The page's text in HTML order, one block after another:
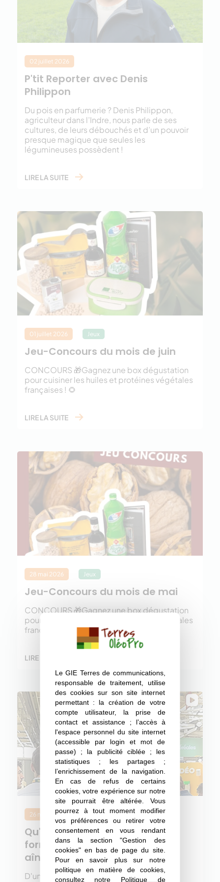
Le GIE Terres de communications,
responsable de traitement, utilise
des cookies sur son site internet
permettant : la création de votre
compte utilisateur, la prise de
contact et assistance ; l’accès à
l'espace personnel du site internet
(accessible par login et mot de
passe) ; la publicité ciblée ; les
statistiques ; les partages ;
l’enrichissement de la navigation.
En cas de refus de certains
cookies, votre expérience sur notre
site pourrait être altérée. Vous
pourrez à tout moment modifier
vos préférences ou retirer votre
consentement en vous rendant
dans la section "Gestion des
cookies" en bas de page du site.
Pour en savoir plus sur notre
politique en matière de cookies,
consultez notre Politique de
02 juillet 2026
P'tit Reporter avec Denis
Philippon
Du pois en parfumerie ? Denis Philippon,
agriculteur dans l’Indre, nous parle de ses
cultures, de leurs débouchés et d’un pouvoir
presque magique que seules les
légumineuses possèdent !
LIRE LA SUITE
01 juillet 2026 Jeux
Jeu-Concours du mois de juin
CONCOURS 🎁Gagnez une box dégustation
pour cuisiner les huiles et protéines végétales
françaises ! 🌻
LIRE LA SUITE
28 mai 2026 Jeux
Jeu-Concours du mois de mai
CONCOURS 🎁Gagnez une box dégustation
pour cuisiner les huiles et protéines végétales
françaises ! 🌻
LIRE LA SUITE
26 mai 2026
Qu'est-ce que les jeunes en
formation admirent chez leurs
aînés ? et vice-versa ?
D'un côté, le regard neuf et les nouvelles